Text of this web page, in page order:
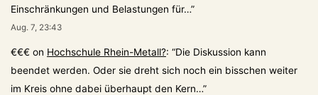
Einschränkungen und Belastungen für…”
Aug. 7, 23:43
€€€ on Hochschule Rhein-Metall?: “Die Diskussion kann
beendet werden. Oder sie dreht sich noch ein bisschen weiter
im Kreis ohne dabei überhaupt den Kern…”